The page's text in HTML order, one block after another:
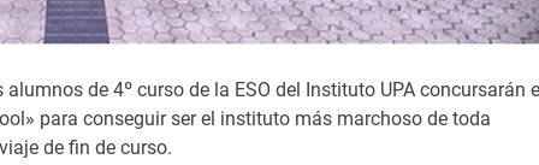
de 4º curso de la ESO del Instituto UPA concursarán
para conseguir ser el instituto más marchoso de toda
de fin de curso.